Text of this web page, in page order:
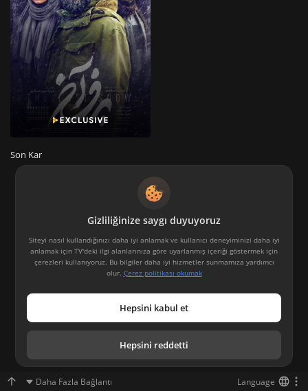
Son Kar
Daha Fazla Bağlantı Language
Gizliliğinize saygı duyuyoruz
Siteyi nasıl kullandığınızı daha iyi anlamak ve kullanıcı deneyiminizi daha iyi
anlamak için TV'deki ilgi alanlarınıza göre uyarlanmış içeriği göstermek için
çerezleri kullanıyoruz. Bu bilgiler daha iyi hizmetler sunmamıza yardımcı
olur. Çerez politikası okumak
Hepsini kabul et
Hepsini reddetti